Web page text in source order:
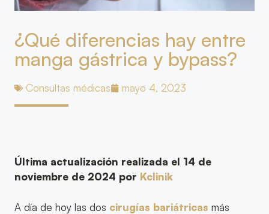
¿Qué diferencias hay entre
manga gástrica y bypass?
Consultas médicas mayo 4, 2023
Última actualización realizada el 14 de
noviembre de 2024 por Kclinik
A día de hoy las dos cirugías bariátricas más